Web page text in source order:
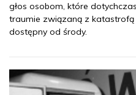
głos osobom, które
traumie związaną z katastrofą
dostępny od środy.